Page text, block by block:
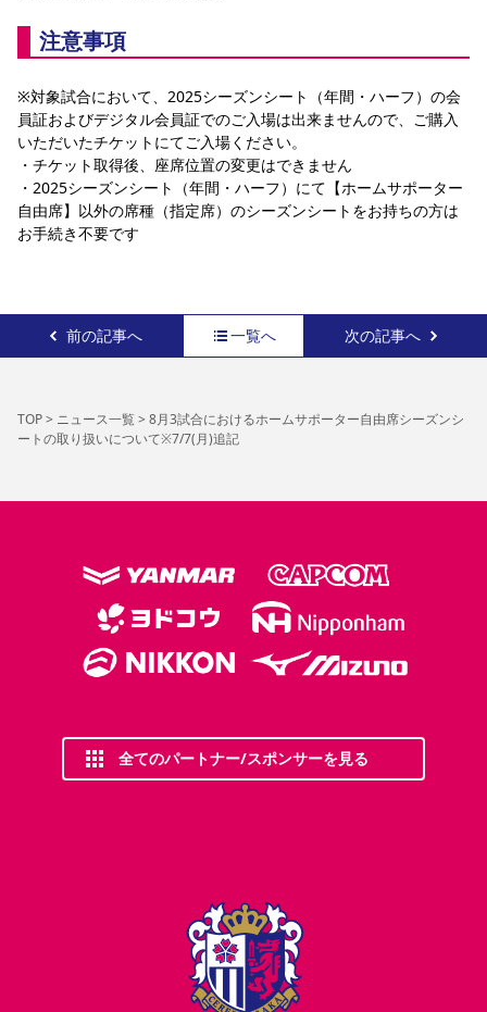
注意事項
※対象試合において、2025シーズンシート（年間・ハーフ）の会
員証およびデジタル会員証でのご入場は出来ませんので、ご購入
いただいたチケットにてご入場ください。
・チケット取得後、座席位置の変更はできません
・2025シーズンシート（年間・ハーフ）にて【ホームサポーター
自由席】以外の席種（指定席）のシーズンシートをお持ちの方は
お手続き不要です
前の記事へ 一覧へ 次の記事へ
TOP> ニュース一覧> 8月3試合におけるホームサポーター自由席シーズンシ
ートの取り扱いについて※7/7(月)追記
全てのパートナー/スポンサーを見る